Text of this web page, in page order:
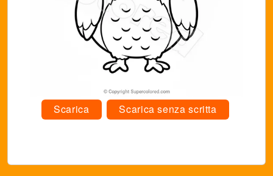
Scarica Scarica senza scritta